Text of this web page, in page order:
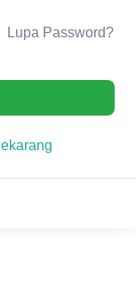
Lupa Password?